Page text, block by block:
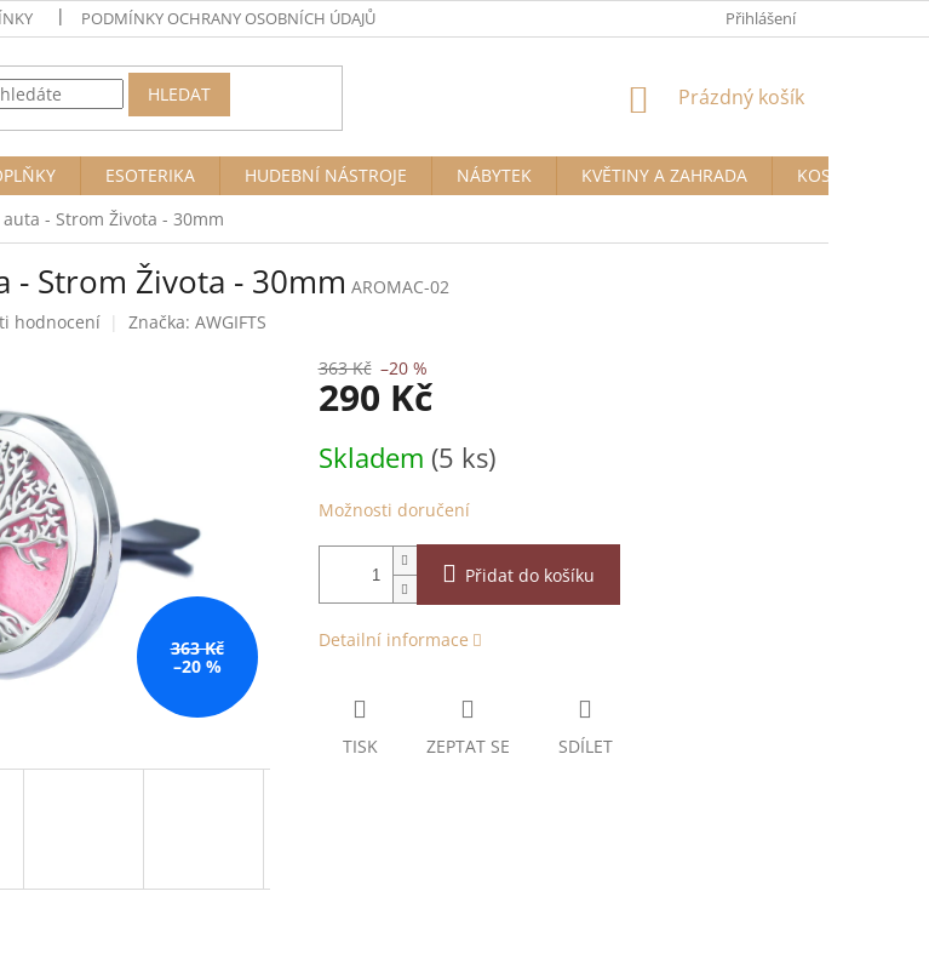
PODMÍNKY OCHRANY OSOBNÍCH ÚDAJŮ Přihlášení
HLEDAT
NÁKUPNÍ
Prázdný košík
ESOTERIKA HUDEBNÍ NÁSTROJE NÁBYTEK KVĚTINY A ZAHRADA
KOSMETIKA A
- Strom Života - 30mm
- Strom Života - 30mm AROMAC-02
hodnocení Značka: AWGIFTS
363 Kč
–20 %
363 Kč –20 %
290 Kč
cena:
Skladem (5 ks)
Možnosti doručení
Přidat do košíku
Detailní informace
TISK ZEPTAT SE SDÍLET